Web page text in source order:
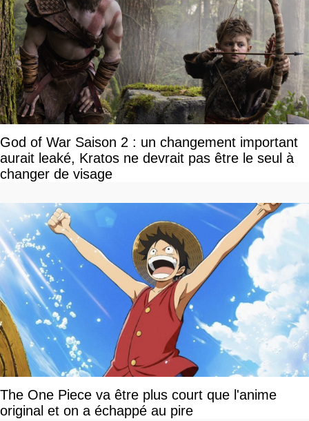
God of War Saison 2 : un changement important
aurait leaké, Kratos ne devrait pas être le seul à
changer de visage
The One Piece va être plus court que l'anime
original et on a échappé au pire